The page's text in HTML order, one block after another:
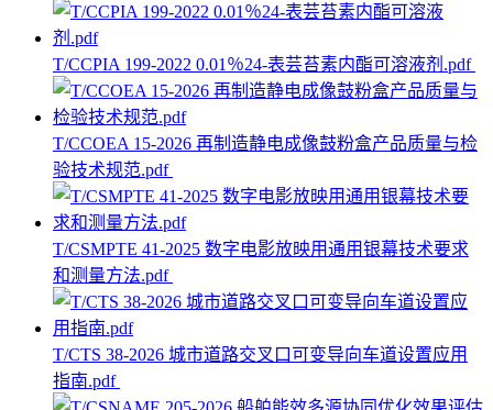
T/CCPIA 199-2022 0.01％24-表芸苔素内酯可溶液剂.pdf
T/CCOEA 15-2026 再制造静电成像鼓粉盒产品质量与检
验技术规范.pdf
T/CSMPTE 41-2025 数字电影放映用通用银幕技术要求
和测量方法.pdf
T/CTS 38-2026 城市道路交叉口可变导向车道设置应用
指南.pdf